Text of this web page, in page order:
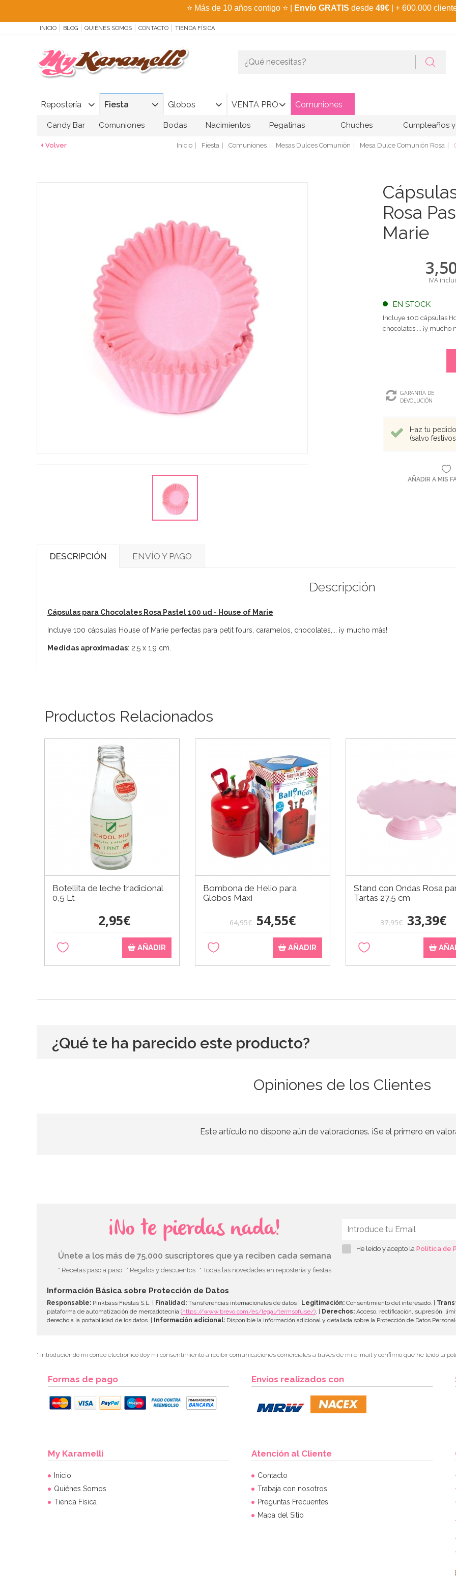
⭐ Más de 10 años contigo ⭐ Envío GRATIS desde 49€ | + 600.000
INICIO BLOG QUIÉNES SOMOS CONTACTO TIENDA FÍSICA
Repostería Fiesta Globos VENTA PRO Comuniones
Candy Bar Comuniones Bodas Nacimientos Pegatinas Chuches Cumpleaños
Volver Inicio Fiesta Comuniones Mesas Dulces Comunión Mesa Dulce Comunión Rosa
Rosa
Marie
IVA
EN STOCK
Incluye 100 cápsulas
chocolates,... ¡y mucho
GARANTÍA DE
DEVOLUCIÓN
Haz tu
(salvo
AÑADIR A MIS
DESCRIPCIÓN ENVÍO Y PAGO
Descripción
Cápsulas para Chocolates Rosa Pastel 100 ud - House of Marie
Incluye 100 cápsulas House of Marie perfectas para petit fours, caramelos, chocolates,... ¡y mucho más!
Medidas aproximadas: 2,5 x 1,9 cm.
Productos Relacionados
Botellita de leche tradicional
0,5 Lt
2,95€
AÑADIR
Bombona de Helio para
Globos Maxi
64,95€ 54,55€
AÑADIR
Stand con Ondas Rosa
Tartas 27,5 cm
37,95€ 33,39€
¿Qué te ha parecido este producto?
Opiniones de los Clientes
Este artículo no dispone aún de valoraciones. ¡Se el primero en
¡No te pierdas nada!
Únete a los más de 75.000 suscriptores que ya reciben cada semana
* Recetas paso a paso * Regalos y descuentos * Todas las novedades en repostería y fiestas
He leído y acepto la Política de
Información Básica sobre Protección de Datos
Responsable: Pinkbass Fiestas S.L. | Finalidad: Transferencias internacionales de datos | Legitimación: Consentimiento del interesado. |
plataforma de automatización de mercadotecnia (https://www.brevo.com/es/legal/termsofuse/) . | Derechos: Acceso, rectificación, supresión,
derecho a la portabilidad de los datos. | Información adicional: Disponible la información adicional y detallada sobre la Protección de Datos
* Introduciendo mi correo electrónico doy mi consentimiento a recibir comunicaciones comerciales a través de mi e-mail y confirmo que he leído la
Formas de pago Envíos realizados con
My Karamelli
Inicio
Quiénes Somos
Tienda Física
Atención al Cliente
Contacto
Trabaja con nosotros
Preguntas Frecuentes
Mapa del Sitio